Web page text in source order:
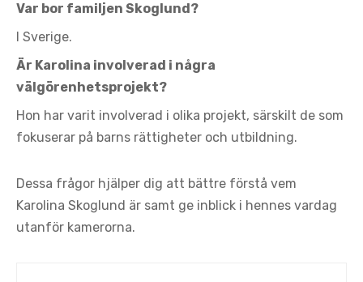
Var bor familjen Skoglund?
I Sverige.
Är Karolina involverad i några
välgörenhetsprojekt?
Hon har varit involverad i olika projekt, särskilt de som
fokuserar på barns rättigheter och utbildning.
Dessa frågor hjälper dig att bättre förstå vem
Karolina Skoglund är samt ge inblick i hennes vardag
utanför kamerorna.